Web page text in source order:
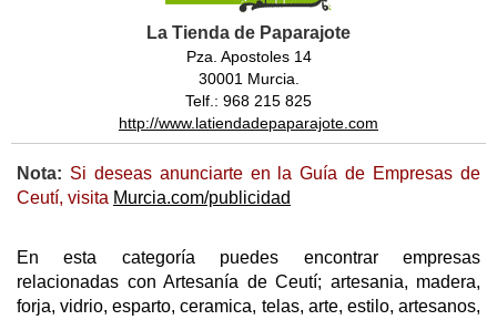
La Tienda de Paparajote
Pza. Apostoles 14
30001 Murcia.
Telf.: 968 215 825
http://www.latiendadepaparajote.com
Nota: Si deseas anunciarte en la Guía de Empresas de
Ceutí, visita Murcia.com/publicidad
En esta categoría puedes encontrar empresas
relacionadas con Artesanía de Ceutí; artesania, madera,
forja, vidrio, esparto, ceramica, telas, arte, estilo, artesanos,